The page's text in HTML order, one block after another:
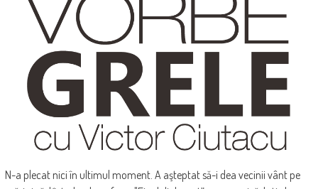
N-a plecat nici în ultimul moment. A aşteptat să-i dea vecinii vânt pe